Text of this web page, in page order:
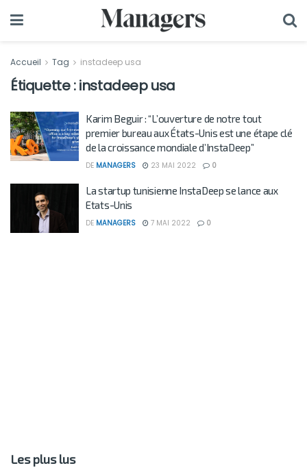
Accueil Tag instadeep usa
Étiquette :instadeep usa
Karim Beguir : “L’ouverture de notre tout
premier bureau aux États-Unis est une étape clé
de la croissance mondiale d’InstaDeep”
DE MANAGERS 23 MAI 2022 0
La startup tunisienne InstaDeep se lance aux
Etats-Unis
DE MANAGERS 7 MAI 2022 0
Les plus lus